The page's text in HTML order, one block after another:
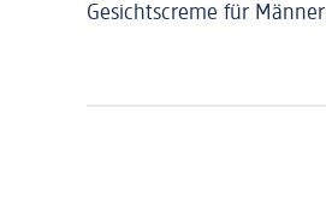
Gesichtscreme für Männer